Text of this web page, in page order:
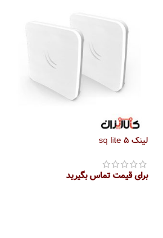
لینک sq lite 5
برای قیمت تماس بگیرید